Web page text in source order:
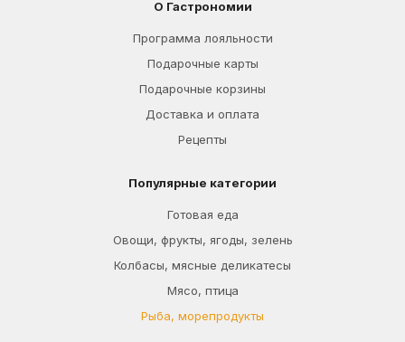
О Гастрономии
Программа лояльности
Подарочные карты
Подарочные корзины
Доставка и оплата
Рецепты
Популярные категории
Готовая еда
Овощи, фрукты, ягоды, зелень
Колбасы, мясные деликатесы
Мясо, птица
Рыба, морепродукты